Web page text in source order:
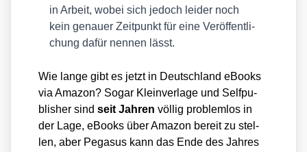
in Arbeit, wobei sich jedoch lei­der noch
kein genau­er Zeit­punkt für eine Ver­öf­fent­li­
chung dafür nen­nen lässt.
Wie lan­ge gibt es jetzt in Deutsch­land eBooks
via Ama­zon? Sogar Klein­ver­la­ge und Self­pu­
blisher sindseit Jah­ren völ­lig pro­blem­los in
der Lage, eBooks über Ama­zon bereit zu stel­
len, aber Pega­sus kann das Ende des Jah­res